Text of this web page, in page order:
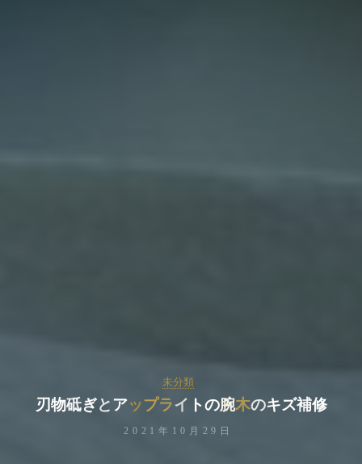
未分類
刃物砥ぎと アップライ
イ トの腕
腕木のキズ補修
2021年10月29日